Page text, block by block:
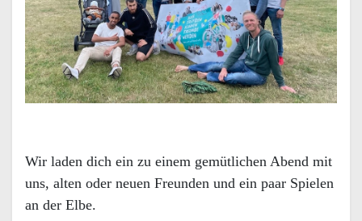
Wir laden dich ein zu einem gemütlichen Abend mit
uns, alten oder neuen Freunden und ein paar Spielen
an der Elbe.